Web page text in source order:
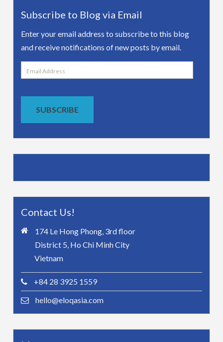
Subscribe to Blog via Email
Enter your email address to subscribe to this blog
and receive notifications of new posts by email.
Email
Address
SUBSCRIBE
Contact Us!
174 Le Hong Phong, 3rd floor
District 5, Ho Chi Minh City
Vietnam
+84 28 3925 1559
hello@eloqasia.com